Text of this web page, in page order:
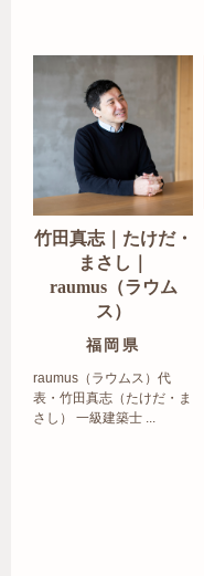
竹田真志｜たけだ・
まさし｜
raumus（ラウム
ス）
福岡県
raumus（ラウムス）代
表・竹田真志（たけだ・ま
さし） 一級建築士 ...